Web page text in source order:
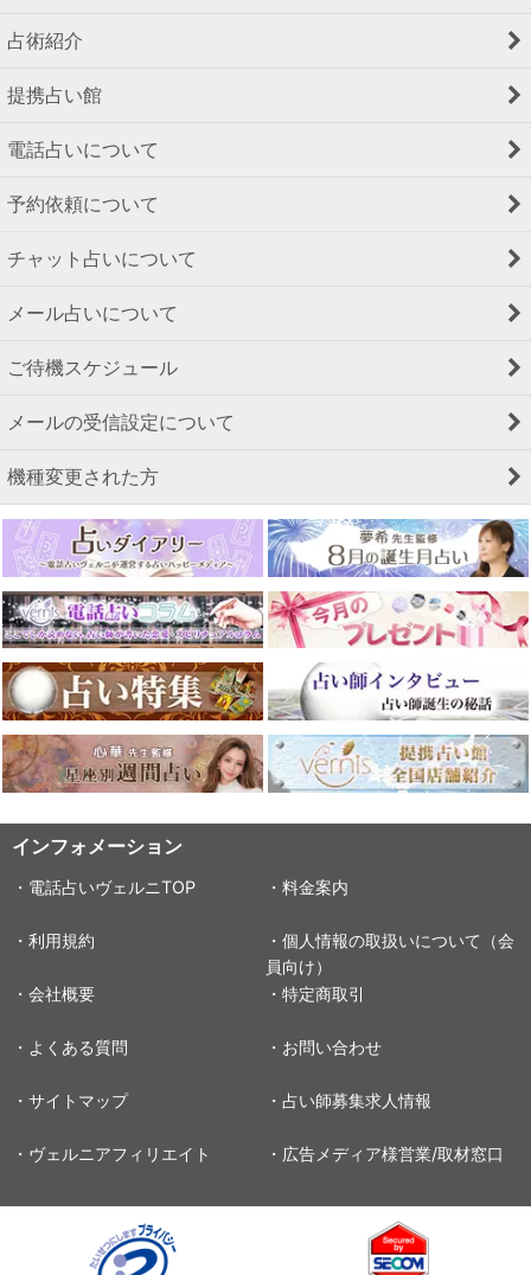
占術紹介
提携占い館
電話占いについて
予約依頼について
チャット占いについて
メール占いについて
ご待機スケジュール
メールの受信設定について
機種変更された方
インフォメーション
・電話占いヴェルニTOP ・料金案内
・利用規約
・個人情報の取扱いについて（会
員向け）
・会社概要
・特定商取引
・よくある質問 ・お問い合わせ
・サイトマップ ・占い師募集求人情報
・ヴェルニアフィリエイト ・広告メディア様営業/取材窓口